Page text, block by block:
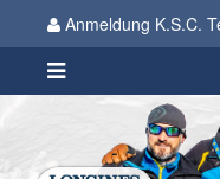
Anmeldung K.S.C.